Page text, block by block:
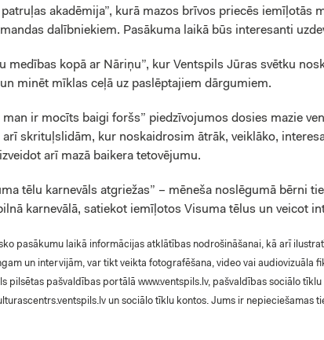
patruļas akadēmija”, kurā mazos brīvos priecēs iemīļotās
dalībniekiem. Pasākuma laikā būs interesanti
medības kopā ar Nāriņu”, kur Ventspils Jūras svētku
minēt mīklas ceļā uz paslēptajiem dārgumiem.
man ir mocīts baigi foršs” piedzīvojumos dosies mazie
arī skrituļslidām, kur noskaidrosim ātrāk, veiklāko,
arī mazā baikera tetovējumu.
tēlu karnevāls atgriežas” – mēneša noslēgumā bērni
karnevālā, satiekot iemīļotos Visuma tēlus un veicot
pasākumu laikā informācijas atklātības nodrošināšanai, kā arī
un intervijām, var tikt veikta fotografēšana, video vai audiovizuāla
pilsētas pašvaldības portālā www.ventspils.lv, pašvaldības sociālo
un sociālo tīklu kontos. Jums ir nepieciešamas